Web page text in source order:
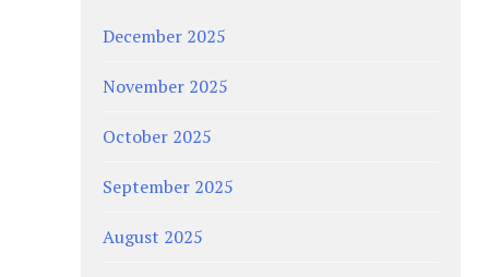
December 2025
November 2025
October 2025
September 2025
August 2025